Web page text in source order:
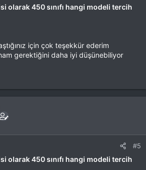
olarak 450 sınıfı hangi modeli tercih
için çok teşekkür ederim
gerektiğini daha iyi düşünebiliyor
#5
olarak 450 sınıfı hangi modeli tercih